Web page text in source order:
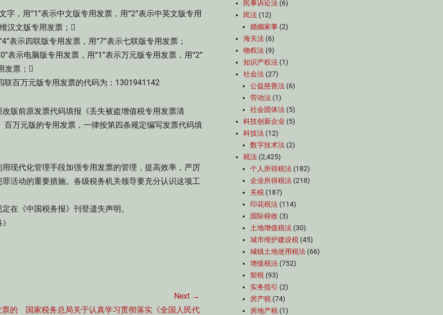
，用“1”表示中文版专用发票，用“2”表示中英文版专用
汉文版专用发票；
示四联版专用发票，用“7”表示七联版专用发票；
示电脑版专用发票，用“1”表示万元版专用发票，用“2”
发票；
百万元版专用发票的代码为：1301941142
前原发票代码填报《丢失被盗增值税专用发票清
万元版的专用发票，一律按第四条规定编写发票代码填
代化管理手段加强专用发票的管理，提高效率，严厉
活动的重要措施。各级税务机关领导要充分认识这项工
《中国税务报》刊登遗失声明。
的
Next →
Next
国家税务总局关于认真学习贯彻落实《全国人民代
民事诉讼法 (6)
民法 (12)
婚姻家事 (2)
海关法 (6)
物权法 (9)
知识产权法 (1)
社会法 (27)
公益慈善法 (6)
劳动法 (1)
社会团体法 (5)
科技创新企业 (5)
科技法 (12)
数字技术法 (2)
税法 (2,425)
个人所得税法 (182)
企业所得税法 (218)
关税 (187)
印花税法 (114)
国际税收 (3)
土地增值税法 (30)
城市维护建设税 (45)
城镇土地使用税法 (66)
增值税法 (752)
契税 (93)
实务指引
(2)
房产税 (74)
房地产税 (1)